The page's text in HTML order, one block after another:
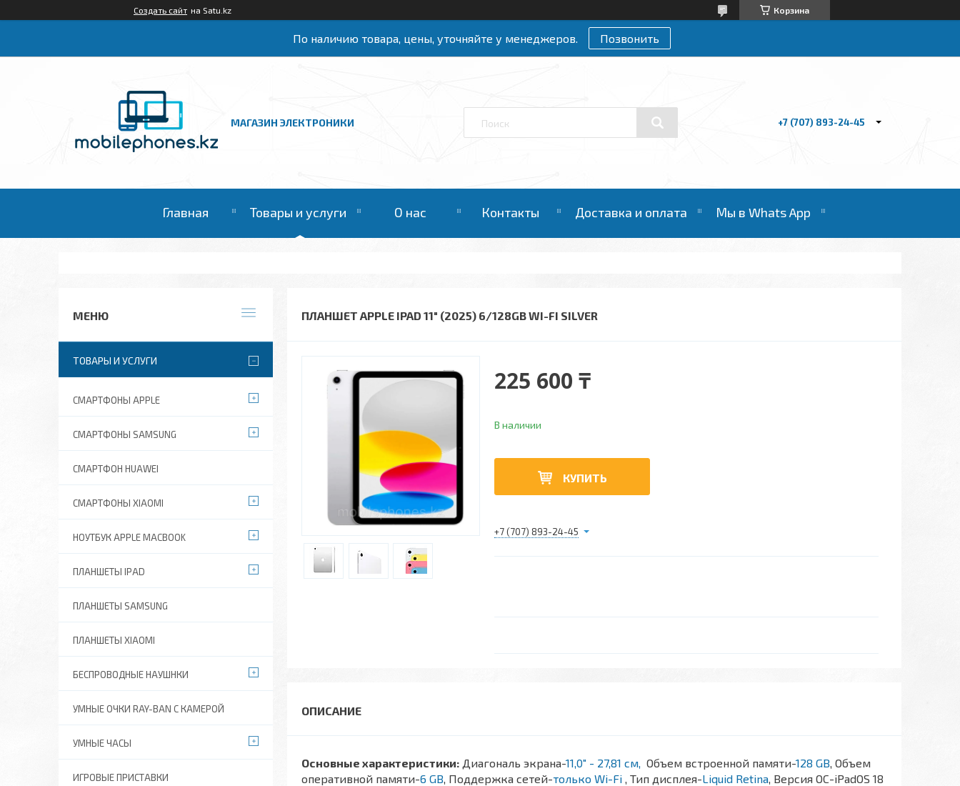
Создать сайт на Satu.kz Корзина
По наличию товара, цены, уточняйте у менеджеров. Позвонить
МАГАЗИН ЭЛЕКТРОНИКИ +7 (707) 893-24-45
Главная Товары и услуги О нас Контакты Доставка и оплата Мы в Whats App
ПЛАНШЕТ APPLE IPAD 11" (2025) 6/128GB WI-FI SILVER
225 600 ₸
В наличии
КУПИТЬ
+7 (707) 893-24-45
Основные характеристики: Диагональ экрана-11,0″ - 27,81 см, Объем встроенной памяти-128 GB, Объем
оперативной памяти-6 GB, Поддержка сетей-только Wi-Fi , Тип дисплея-Liquid Retina, Версия ОС-iPadOS 18
ТОВАРЫ И УСЛУГИ
СМАРТФОНЫ APPLE
СМАРТФОНЫ SAMSUNG
СМАРТФОН HUAWEI
СМАРТФОНЫ XIAOMI
НОУТБУК APPLE MACBOOK
ПЛАНШЕТЫ IPAD
ПЛАНШЕТЫ SAMSUNG
ПЛАНШЕТЫ XIAOMI
БЕСПРОВОДНЫЕ НАУШНКИ
УМНЫЕ ОЧКИ RAY-BAN C КАМЕРОЙ
УМНЫЕ ЧАСЫ
ИГРОВЫЕ ПРИСТАВКИ